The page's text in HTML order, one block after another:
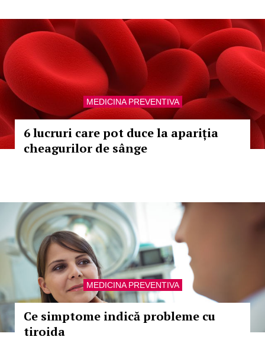
MEDICINA PREVENTIVA
6 lucruri care pot duce la apariția
cheagurilor de sânge
MEDICINA PREVENTIVA
Ce simptome indică probleme cu
tiroida